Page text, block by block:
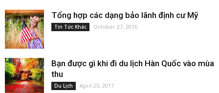
Tổng hợp các dạng bảo lãnh định cư Mỹ
Tin Tức Khác October 27, 2016
Bạn được gì khi đi du lịch Hàn Quốc vào mùa
thu
Du Lịch April 25, 2017